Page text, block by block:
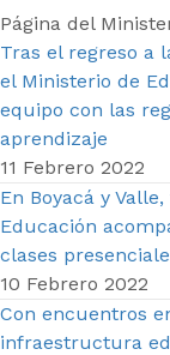
Página del
Tras el regreso a
el Ministerio de
equipo con las
aprendizaje
11 Febrero 2022
En Boyacá y
Educación
clases
10 Febrero 2022
Con encuentros
infraestructura